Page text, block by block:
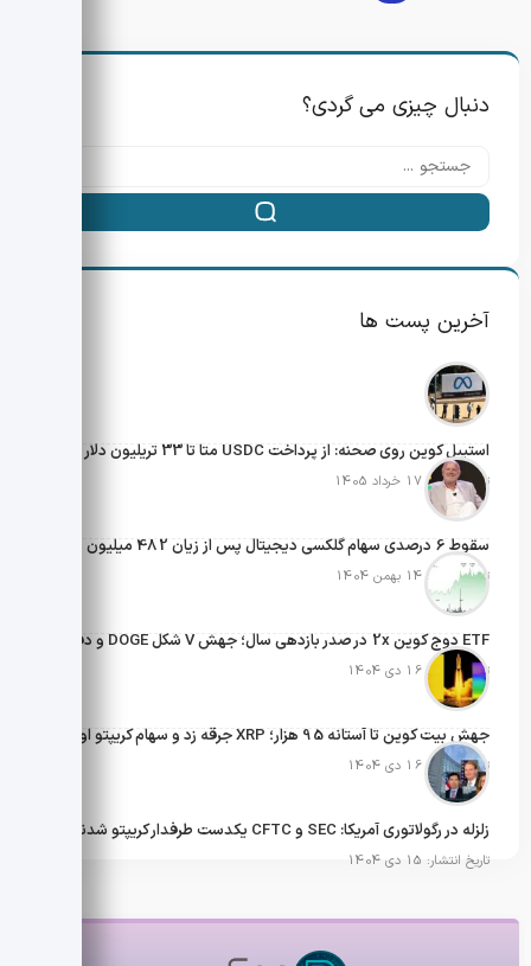
دنبال چیزی می گردی؟
آخرین پست ها
تاریخ انتشار: 17 خرداد 1405
تاریخ انتشار: 14 بهمن 1404
تاریخ انتشار: 16 دی 1404
تاریخ انتشار: 16 دی 1404
زلزله در رگولاتوری آمریکا: SEC و CFTC یکدست طرفدار کریپتو شدند
تاریخ انتشار: 15 دی 1404